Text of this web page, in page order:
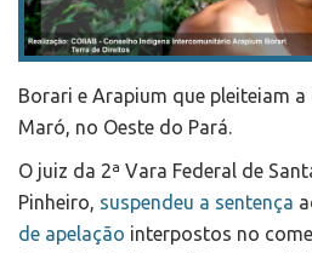
Borari e Arapium que pleiteiam
Maró, no Oeste do Pará.
O juiz da 2ª Vara Federal de
Pinheiro, suspendeu a sentença
de apelação interpostos no